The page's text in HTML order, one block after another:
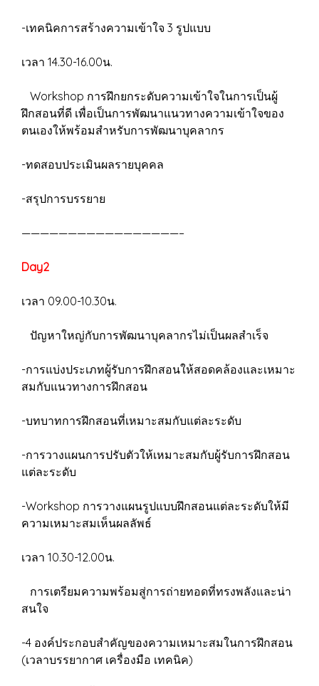
-เทคนิคการสร้างความเข้าใจ 3 รูปแบบ
เวลา 14.30-16.00น.
Workshop การฝึกยกระดับความเข้าใจในการเป็นผู้
ฝึกสอนที่ดี เพื่อเป็นการพัฒนาแนวทางความเข้าใจของ
ตนเองให้พร้อมสำหรับการพัฒนาบุคลากร
-ทดสอบประเมินผลรายบุคคล
-สรุปการบรรยาย
—————————————————–
Day2
เวลา 09.00-10.30น.
ปัญหาใหญ่กับการพัฒนาบุคลากรไม่เป็นผลสำเร็จ
-การแบ่งประเภทผู้รับการฝึกสอนให้สอดคล้องและเหมาะ
สมกับแนวทางการฝึกสอน
-บทบาทการฝึกสอนที่เหมาะสมกับแต่ละระดับ
-การวางแผนการปรับตัวให้เหมาะสมกับผู้รับการฝึกสอน
แต่ละระดับ
-Workshop การวางแผนรูปแบบฝึกสอนแต่ละระดับให้มี
ความเหมาะสมเห็นผลลัพธ์
เวลา 10.30-12.00น.
การเตรียมความพร้อมสู่การถ่ายทอดที่ทรงพลังและน่า
สนใจ
-4 องค์ประกอบสำคัญของความเหมาะสมในการฝึกสอน
(เวลาบรรยากาศ เครื่องมือ เทคนิค)